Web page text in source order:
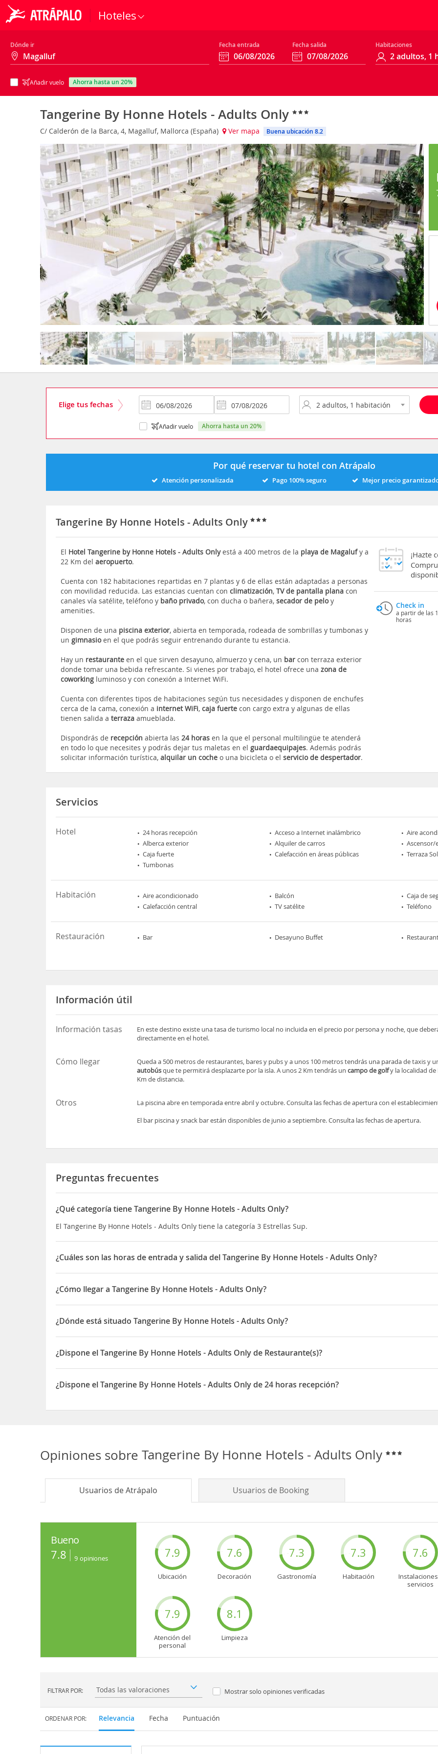
Hoteles
Dónde ir Fecha entrada Fecha salida Habitaciones
Añadir vuelo ahorra hasta un 20%
Tangerine By Honne Hotels - Adults Only
C/ Calderón de la Barca, 4, Magalluf, Mallorca (España) Ver mapa Buena ubicación 8.2
Elige tus fechas
Añadir vuelo ahorra hasta un 20%
Por qué reservar tu hotel con Atrápalo
Atención personalizada Pago 100% seguro Mejor precio
Tangerine By Honne Hotels - Adults Only
El Hotel Tangerine by Honne Hotels - Adults Onlyestá a 400 metros de la playa de Magalufy a
22 Km delaeropuerto.
Cuenta con 182 habitaciones repartidas en 7 plantas y 6 de ellas están adaptadas a personas
con movilidad reducida. Las estancias cuentan conclimatización,TV de pantalla plana con
canales vía satélite, teléfono y baño privado, con ducha o bañera,secador de peloy
amenities.
Disponen de una piscina exterior, abierta en temporada, rodeada de sombrillas y tumbonas y
un gimnasioen el que podrás seguir entrenando durante tu estancia.
Hay un restaurante en el que sirven desayuno, almuerzo y cena, un barcon terraza exterior
donde tomar una bebida refrescante. Si vienes por trabajo, el hotel ofrece unazona de
coworking luminoso y con conexión a Internet WiFi.
Cuenta con diferentes tipos de habitaciones según tus necesidades y disponen de enchufes
cerca de la cama, conexión a internet WiFi,caja fuerte con cargo extra y algunas de ellas
tienen salida aterraza amueblada.
Dispondrás de recepciónabierta las24 horas en la que el personal multilingüe te atenderá
en todo lo que necesites y podrás dejar tus maletas en el guardaequipajes. Además podrás
solicitar información turística,alquilar un coche o una bicicleta o elservicio de despertador.
¡Hazte
Check in
a partir de las
horas
Servicios
Hotel 24 horas recepción Acceso a Internet inalámbrico
Aire
Alberca exterior
Alquiler de carros
Ascensor/
Caja fuerte
Calefacción en áreas públicas
Terraza
Tumbonas
Habitación Aire acondicionado Balcón
Caja de
Calefacción central
TV satélite Teléfono
Restauración Bar Desayuno Buffet
Información útil
Información tasas
En este destino existe una tasa de turismo local no incluida en el precio por persona y noche, que
directamente en el hotel.
Cómo llegar Queda a 500 metros de restaurantes, bares y pubs y a unos 100 metros tendrás una parada de taxis y
autobúsque te permitirá desplazarte por la isla. A unos 2 Km tendrás uncampo de golfy la localidad de
Km de distancia.
Otros
La piscina abre en temporada entre abril y octubre. Consulta las fechas de apertura con el
El bar piscina y snack bar están disponibles de junio a septiembre. Consulta las fechas de apertura.
Preguntas frecuentes
¿Qué categoría tiene Tangerine By Honne Hotels - Adults Only?
El Tangerine By Honne Hotels - Adults Only tiene la categoría 3 Estrellas Sup.
¿Cuáles son las horas de entrada y salida del Tangerine By Honne Hotels - Adults Only?
La entrada a Tangerine By Honne Hotels - Adults Only es a partir de las 14:00 horas y la salida antes de las 11:00
¿Cómo llegar a Tangerine By Honne Hotels - Adults Only?
Queda a 500 metros de restaurantes, bares y pubs y a unos 100 metros tendrás una parada de taxis y unaparada
permitirá desplazarte por la isla. A unos 2 Km tendrás un campo de golf
¿Dónde está situado Tangerine By Honne Hotels - Adults Only?
El Tangerine By Honne Hotels - Adults Only está situado en C/ Calderón de la Barca, 4
¿Dispone el Tangerine By Honne Hotels - Adults Only de Restaurante(s)?
Sí, el Tangerine By Honne Hotels - Adults Only dispone de Restaurante(s)
¿Dispone el Tangerine By Honne Hotels - Adults Only de 24 horas recepción?
Opiniones sobre Tangerine By Honne Hotels - Adults Only
Usuarios deAtrápalo Usuarios de Booking
Bueno
7.8 9 opiniones 7.9
Ubicación
7.6
Decoración
7.3
Gastronomía
7.3
Habitación
7.6
servicios
7.9
Atención del
personal
8.1
Limpieza
FILTRAR POR: Filtrar por: Mostrar solo opiniones verificadas
ORDENAR POR: Relevancia Fecha Puntuación